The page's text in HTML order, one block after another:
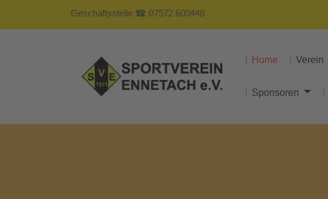
Geschäftsstelle ☎ 07572 600448
Home Verein
Sponsoren